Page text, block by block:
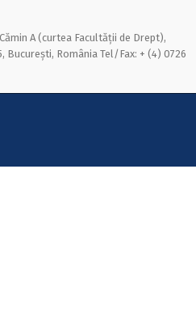
A (curtea Facultății de Drept),
București, România Tel/Fax: + (4) 0726